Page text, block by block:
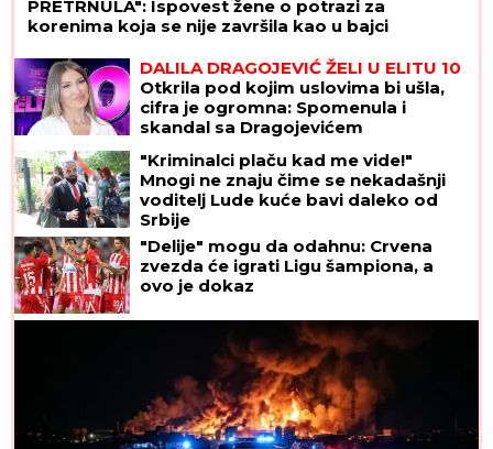
PRETRNULA": Ispovest žene o potrazi za
korenima koja se nije završila kao u bajci
DALILA DRAGOJEVIĆ ŽELI U ELITU 10
Otkrila pod kojim uslovima bi ušla,
cifra je ogromna: Spomenula i
skandal sa Dragojevićem
"Kriminalci plaču kad me vide!"
Mnogi ne znaju čime se nekadašnji
voditelj Lude kuće bavi daleko od
Srbije
"Delije" mogu da odahnu: Crvena
zvezda će igrati Ligu šampiona, a
ovo je dokaz